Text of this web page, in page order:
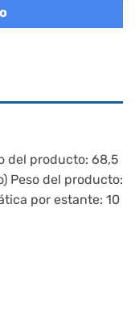
del producto: 68,5
Peso del producto:
por estante: 10